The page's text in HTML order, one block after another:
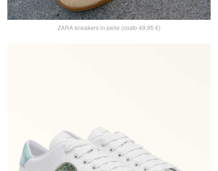
ZARA sneakers in pelle (costo 49,95 €)